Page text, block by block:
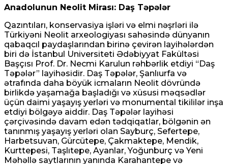
Anadolunun Neolit ​​Mirası: Daş Təpələr
Qazıntıları, konservasiya işləri və elmi nəşrləri ilə
Türkiyəni Neolit ​​arxeologiyası sahəsində dünyanın
qabaqcıl paydaşlarından birinə çevirən layihələrdən
biri də İstanbul Universiteti Ədəbiyyat Fakültəsi
Başçısı Prof. Dr. Necmi Karulun rəhbərlik etdiyi “Daş
Təpələr” layihəsidir. Daş Təpələr, Şanlıurfa və
ətrafında daha böyük icmaların Neolit ​​dövründə
birlikdə yaşamağa başladığı və xüsusi məqsədlər
üçün daimi yaşayış yerləri və monumental tikililər inşa
etdiyi bölgəyə aiddir. Daş Təpələr layihəsi
çərçivəsində davam edən tədqiqatlar, bölgənin ən
tanınmış yaşayış yerləri olan Sayburç, Sefertepe,
Harbetsuvan, Gürcütepe, Çakmaktepe, Mendik,
Kurttepesi, Taşlıtepe, Ayanlar, Yoğunburç və Yeni
Məhəllə saytlarının yanında Karahantepe və